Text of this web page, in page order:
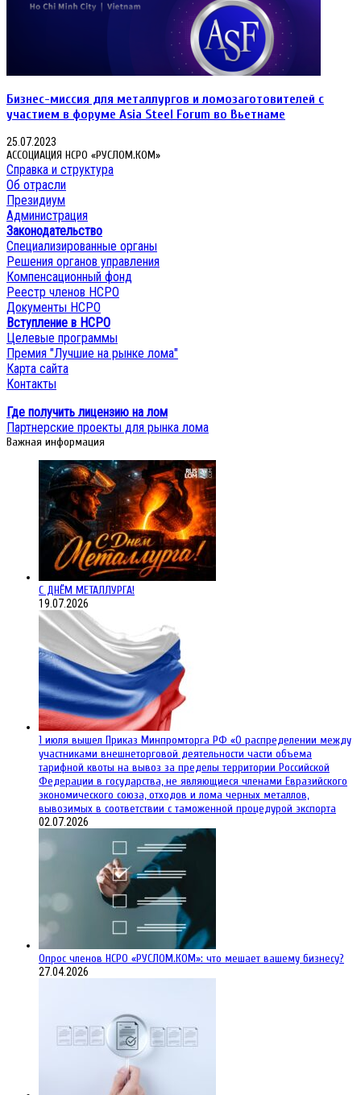
Бизнес-миссия для металлургов и ломозаготовителей с
участием в форуме Asia Steel Forum во Вьетнаме
25.07.2023
АССОЦИАЦИЯ НСРО «РУСЛОМ.КОМ»
Справка и структура
Об отрасли
Президиум
Администрация
Законодательство
Специализированные органы
Решения органов управления
Компенсационный фонд
Реестр членов НСРО
Документы НСРО
Вступление в НСРО
Целевые программы
Премия "Лучшие на рынке лома"
Карта сайта
Контакты
Где получить лицензию на лом
Партнерские проекты для рынка лома
Важная информация
С ДНЁМ МЕТАЛЛУРГА!
19.07.2026
1 июля вышел Приказ Минпромторга РФ «О распределении между
участниками внешнеторговой деятельности части объема
тарифной квоты на вывоз за пределы территории Российской
Федерации в государства, не являющиеся членами Евразийского
экономического союза, отходов и лома черных металлов,
вывозимых в соответствии с таможенной процедурой экспорта
02.07.2026
Опрос членов НСРО «РУСЛОМ.КОМ»: что мешает вашему бизнесу?
27.04.2026